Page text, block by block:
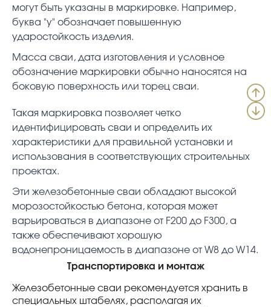
могут быть указаны в маркировке. Например,
буква "у" обозначает повышенную
ударостойкость изделия.
Масса сваи, дата изготовления и условное
обозначение маркировки обычно наносятся на
боковую поверхность или торец сваи.
Такая маркировка позволяет четко
идентифицировать сваи и определить их
характеристики для правильной установки и
использования в соответствующих строительных
проектах.
Эти железобетонные сваи обладают высокой
морозостойкостью бетона, которая может
варьироваться в диапазоне от F200 до F300, а
также обеспечивают хорошую
водонепроницаемость в диапазоне от W8 до W14.
Транспортировка и монтаж
Железобетонные сваи рекомендуется хранить в
специальных штабелях, располагая их